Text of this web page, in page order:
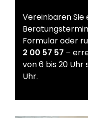
Vereinbaren
Formular oder
2 00 57 57 –
von 6 bis 20 Uhr
Uhr.